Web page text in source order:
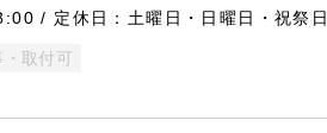
/ 定休日：土曜日・日曜日・祝祭日
・取付可